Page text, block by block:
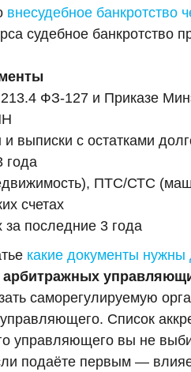
внесудебное банкротство
судебное банкротство
213.4 ФЗ-127 и Приказе
выписки с остатками
года
ПТС/СТС
счетах
последние 3 года
какие документы
саморегулируемую
управляющего. Список
управляющего вы не
подаёте первым —